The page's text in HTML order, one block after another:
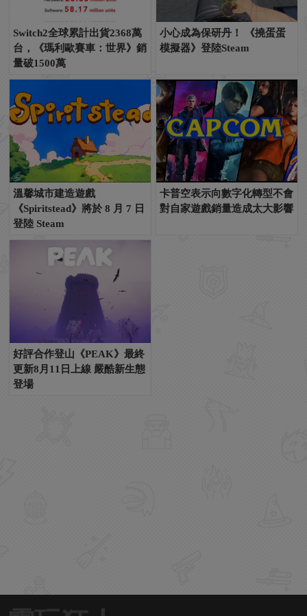
Switch2全球累計出貨2368萬
台，《瑪利歐賽車：世界》銷
量破1500萬
小心成為保研丹！ 《撓蛋蛋
模擬器》登陸Steam
溫馨城市建造遊戲
《Spiritstead》將於 8 月 7 日
登陸 Steam
卡普空表示向數字化轉型不會
對自家遊戲銷量造成太大影響
好評合作登山《PEAK》最終
更新8月11日上線 嚴酷新生態
登場